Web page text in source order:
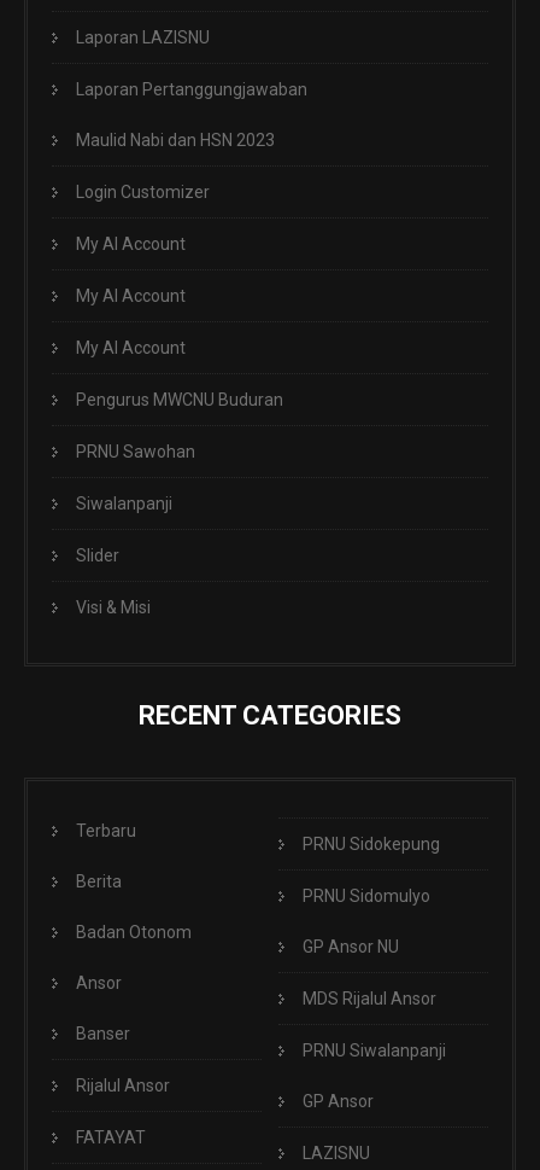
Laporan LAZISNU
Laporan Pertanggungjawaban
Maulid Nabi dan HSN 2023
Login Customizer
My AI Account
My AI Account
My AI Account
Pengurus MWCNU Buduran
PRNU Sawohan
Siwalanpanji
Slider
Visi & Misi
RECENT CATEGORIES
Terbaru
Berita
Badan Otonom
Ansor
Banser
Rijalul Ansor
FATAYAT
PRNU Sidokepung
PRNU Sidomulyo
GP Ansor NU
MDS Rijalul Ansor
PRNU Siwalanpanji
GP Ansor
LAZISNU